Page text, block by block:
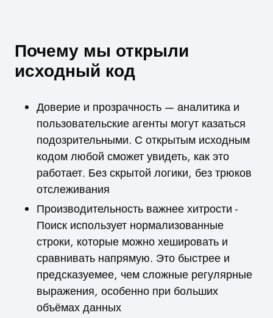
Почему мы открыли
исходный код
Доверие и прозрачность — аналитика и
пользовательские агенты могут казаться
подозрительными. С открытым исходным
кодом любой сможет увидеть, как это
работает. Без скрытой логики, без трюков
отслеживания
Производительность важнее хитрости -
Поиск использует нормализованные
строки, которые можно хешировать и
сравнивать напрямую. Это быстрее и
предсказуемее, чем сложные регулярные
выражения, особенно при больших
объёмах данных